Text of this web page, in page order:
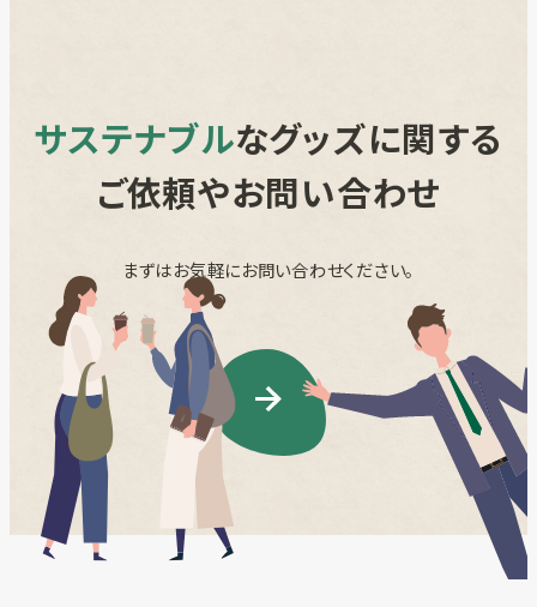
サステナブルなグッズに関する
ご依頼やお問い合わせ
まずはお気軽にお問い合わせください。